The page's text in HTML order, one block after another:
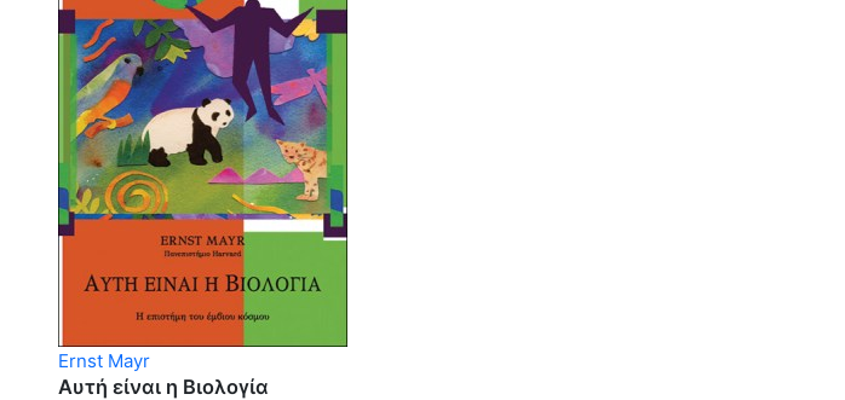
Ernst Mayr
Αυτή είναι η Βιολογία